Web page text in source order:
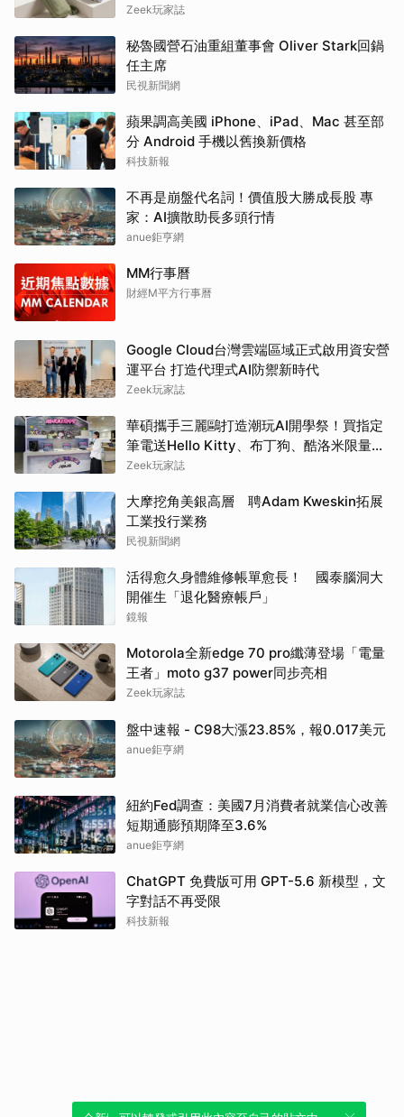
場
Zeek玩家誌
秘魯國營石油重組董事會 Oliver Stark回鍋
任主席
民視新聞網
蘋果調高美國 iPhone、iPad、Mac 甚至部
分 Android 手機以舊換新價格
科技新報
不再是崩盤代名詞！價值股大勝成長股 專
家：AI擴散助長多頭行情
anue鉅亨網
MM行事曆
財經M平方行事曆
Google Cloud台灣雲端區域正式啟用資安營
運平台 打造代理式AI防禦新時代
Zeek玩家誌
華碩攜手三麗鷗打造潮玩AI開學祭！買指定
筆電送Hello Kitty、布丁狗、酷洛米限量娃
娃吊飾再抽巴黎雙人機票
Zeek玩家誌
大摩挖角美銀高層 聘Adam Kweskin拓展
工業投行業務
民視新聞網
活得愈久身體維修帳單愈長！ 國泰腦洞大
開催生「退化醫療帳戶」
鏡報
Motorola全新edge 70 pro纖薄登場「電量
王者」moto g37 power同步亮相
Zeek玩家誌
盤中速報 - C98大漲23.85%，報0.017美元
anue鉅亨網
紐約Fed調查：美國7月消費者就業信心改善
短期通膨預期降至3.6%
anue鉅亨網
ChatGPT 免費版可用 GPT-5.6 新模型，文
字對話不再受限
科技新報